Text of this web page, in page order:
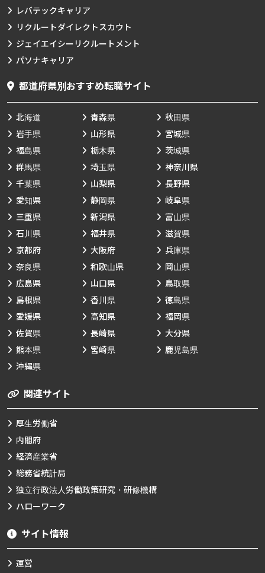
レバテックキャリア
リクルートダイレクトスカウト
ジェイエイシーリクルートメント
パソナキャリア
都道府県別おすすめ転職サイト
北海道 青森県
秋田県
岩手県
山形県
宮城県
福島県
栃木県
茨城県
群馬県
埼玉県
神奈川県
千葉県
山梨県
長野県
愛知県
静岡県
岐阜県
三重県
新潟県
富山県
石川県
福井県
滋賀県
京都府
大阪府
兵庫県
奈良県
和歌山県
岡山県
広島県
山口県
鳥取県
島根県
香川県
徳島県
愛媛県
高知県
福岡県
佐賀県
長崎県
大分県
熊本県
宮崎県
鹿児島県
沖縄県
関連サイト
厚生労働省
内閣府
経済産業省
総務省統計局
独立行政法人労働政策研究・研修機構
ハローワーク
サイト情報
運営